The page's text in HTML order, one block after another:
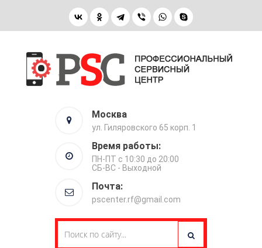
Москва
ул. Гиляровского 65 корп. 1
Время работы:
ПН-ПТ с 10:30 до 20:00
СБ-ВС - Выходной
Почта:
pscenter.rf@gmail.com